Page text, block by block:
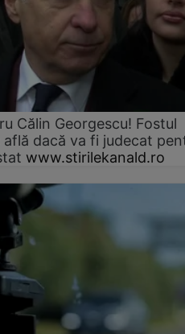
Călin Georgescu! Fostul
dacă va fi judecat
www.stirilekanald.ro